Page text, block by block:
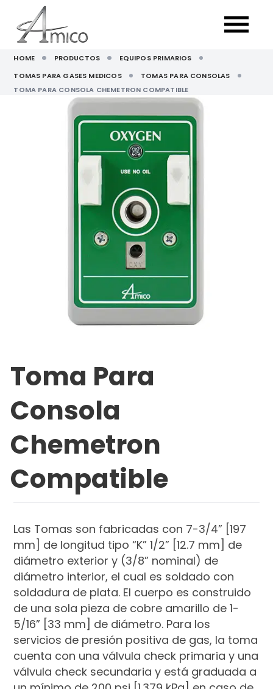
HOME PRODUCTOS
EQUIPOS PRIMARIOS
TOMAS PARA GASES MEDICOS
TOMAS PARA CONSOLAS
TOMA PARA CONSOLA CHEMETRON COMPATIBLE
Toma Para
Consola
Chemetron
Compatible
Las Tomas son fabricadas con 7-3/4” [197
mm] de longitud tipo “K” 1/2” [12.7 mm] de
diámetro exterior y (3/8” nominal) de
diámetro interior, el cual es soldado con
soldadura de plata. El cuerpo es construido
de una sola pieza de cobre amarillo de 1-
5/16” [33 mm] de diámetro. Para los
servicios de presión positiva de gas, la toma
cuenta con una válvula check primaria y una
válvula check secundaria y está graduada a